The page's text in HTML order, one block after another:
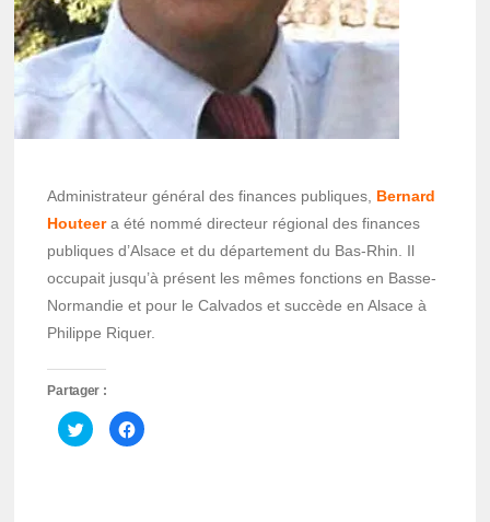
Administrateur général des finances publiques, Bernard
Houteera été nommé directeur régional des finances
publiques d’Alsace et du département du Bas-Rhin. Il
occupait jusqu’à présent les mêmes fonctions en Basse-
Normandie et pour le Calvados et succède en Alsace à
Philippe Riquer.
Partager :
Cliquez
pour
partager
Cliquez
pour